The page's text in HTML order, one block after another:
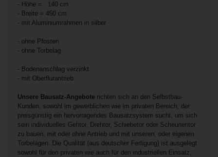
- Höhe = 140 cm
- Breite = 450 cm
- mit Aluminiumrahmen in silber
- ohne Pfosten
- ohne Torbelag
- Bodenanschlag verzinkt
- mit Oberflurantrieb
Unsere Bausatz-Angebote richten sich an den Selbstbau-
Kunden, sowohl im gewerblichen wie im privaten Bereich, der
preisgünstig ein hervorragendes Bausatzsystem sucht, um sich
sein individuelles Gehtor, Drehtor, Schiebetor oder Scheunentor
zu bauen, mit oder ohne Antrieb und mit unseren, oder eigenen
Torbelägen. Die Qualität (aus deutscher Fertigung) ist ausgelegt
sowohl für den privaten wie auch für den industriellen Einsatz,